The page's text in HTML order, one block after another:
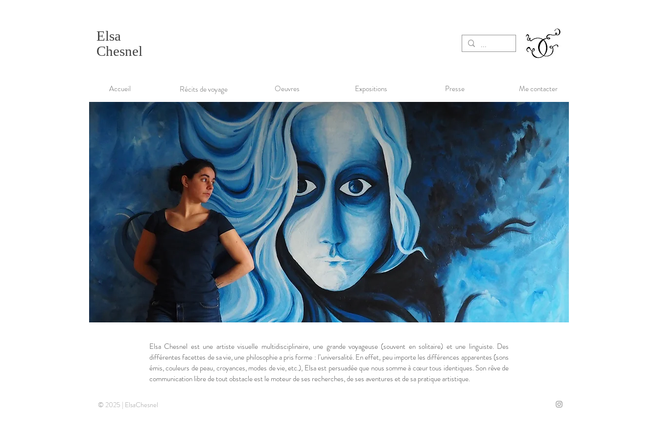
Elsa
Chesnel
Accueil Récits de voyage Oeuvres Expositions Presse Me contacter
Elsa Chesnel est une artiste visuelle multidisciplinaire, une grande voyageuse (souvent en solitaire) et une linguiste. Des
différentes facettes de sa vie, une philosophie a pris forme : l’universalité. En effet, peu importe les différences apparentes (sons
émis, couleurs de peau, croyances, modes de vie, etc.), Elsa est persuadée que nous somme à cœur tous identiques. Son rêve de
communication libre de tout obstacle est le moteur de ses recherches, de ses aventures et de sa pratique artistique.
© 2025 | ElsaChesnel